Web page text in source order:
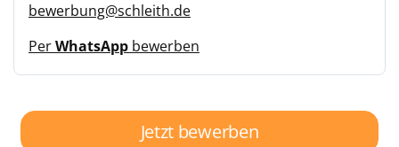
bewerbung@schleith.de
PerWhatsApp bewerben
Jetzt bewerben